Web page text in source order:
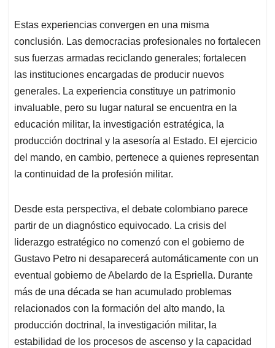
Estas experiencias convergen en una misma
conclusión. Las democracias profesionales no fortalecen
sus fuerzas armadas reciclando generales; fortalecen
las instituciones encargadas de producir nuevos
generales. La experiencia constituye un patrimonio
invaluable, pero su lugar natural se encuentra en la
educación militar, la investigación estratégica, la
producción doctrinal y la asesoría al Estado. El ejercicio
del mando, en cambio, pertenece a quienes representan
la continuidad de la profesión militar.
Desde esta perspectiva, el debate colombiano parece
partir de un diagnóstico equivocado. La crisis del
liderazgo estratégico no comenzó con el gobierno de
Gustavo Petro ni desaparecerá automáticamente con un
eventual gobierno de Abelardo de la Espriella. Durante
más de una década se han acumulado problemas
relacionados con la formación del alto mando, la
producción doctrinal, la investigación militar, la
estabilidad de los procesos de ascenso y la capacidad